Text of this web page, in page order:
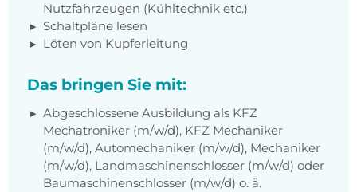
Nutzfahrzeugen (Kühltechnik etc.)
Schaltpläne lesen
Löten von Kupferleitung
Das bringen Sie mit:
Abgeschlossene Ausbildung als KFZ
Mechatroniker (m/w/d), KFZ Mechaniker
(m/w/d), Automechaniker (m/w/d), Mechaniker
(m/w/d), Landmaschinenschlosser (m/w/d) oder
Baumaschinenschlosser (m/w/d) o. ä.